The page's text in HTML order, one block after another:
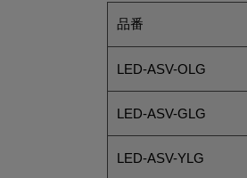
品番
LED-ASV-OLG
LED-ASV-GLG
LED-ASV-YLG